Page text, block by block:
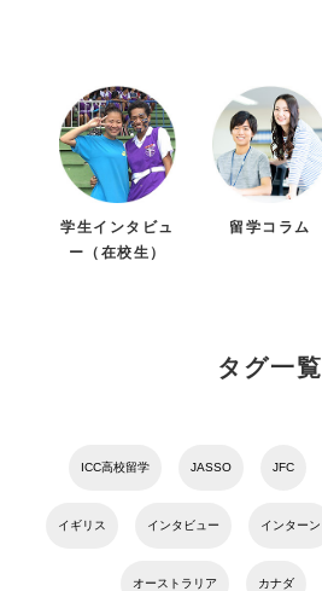
学生インタビュ
ー（在校生）
留学コラム
タグ一覧
ICC高校留学 JASSO JFC
イギリス インタビュー インターン
オーストラリア カナダ